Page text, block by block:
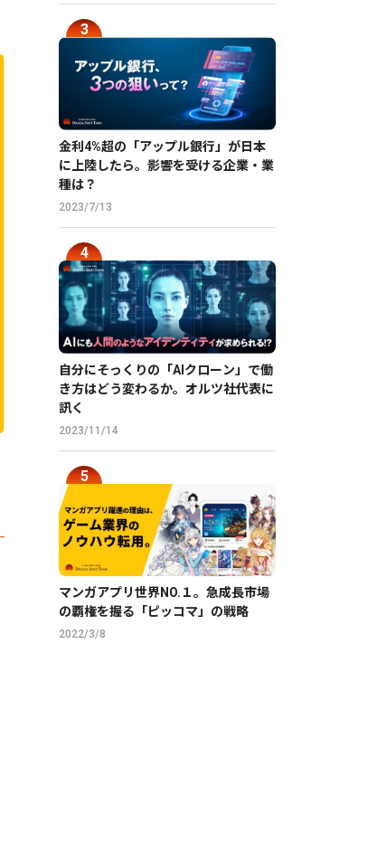
金利4%超の「アップル銀行」が日本
に上陸したら。影響を受ける企業・業
種は？
2023/7/13
自分にそっくりの「AIクローン」で働
き方はどう変わるか。オルツ社代表に
訊く
2023/11/14
マンガアプリ世界NO.１。急成長市場
の覇権を握る「ピッコマ」の戦略
2022/3/8